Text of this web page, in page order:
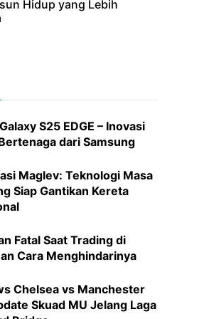
Hidup yang Lebih
S25 EDGE – Inovasi
dari Samsung
Maglev: Teknologi Masa
Siap Gantikan Kereta
Fatal Saat Trading di
Cara Menghindarinya
Chelsea vs Manchester
Skuad MU Jelang Laga